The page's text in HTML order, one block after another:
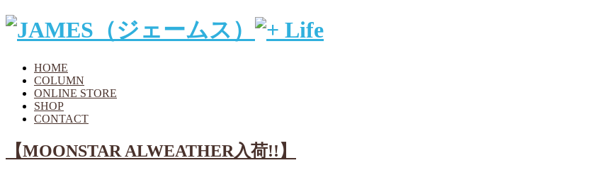
HOME
COLUMN
ONLINE STORE
SHOP
CONTACT
【MOONSTAR ALWEATHER入荷!!】